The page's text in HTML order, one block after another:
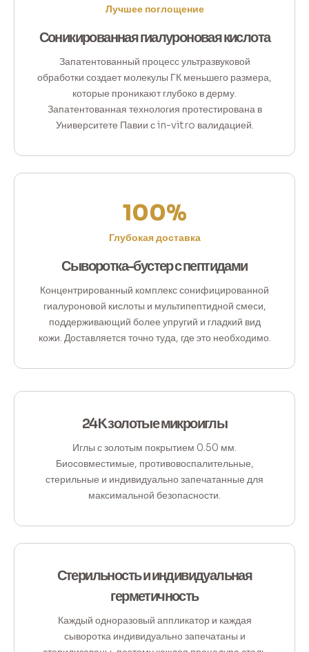
Лучшее поглощение
Соникированная гиалуроновая кислота
Запатентованный процесс ультразвуковой
обработки создает молекулы ГК меньшего размера,
которые проникают глубоко в дерму.
Запатентованная технология протестирована в
Университете Павии с in-vitro валидацией.
100%
Глубокая доставка
Сыворотка-бустер с пептидами
Концентрированный комплекс сонифицированной
гиалуроновой кислоты и мультипептидной смеси,
поддерживающий более упругий и гладкий вид
кожи. Доставляется точно туда, где это необходимо.
24K золотые микроиглы
Иглы с золотым покрытием 0.50 мм.
Биосовместимые, противовоспалительные,
стерильные и индивидуально запечатанные для
максимальной безопасности.
Стерильность и индивидуальная
герметичность
Каждый одноразовый аппликатор и каждая
сыворотка индивидуально запечатаны и